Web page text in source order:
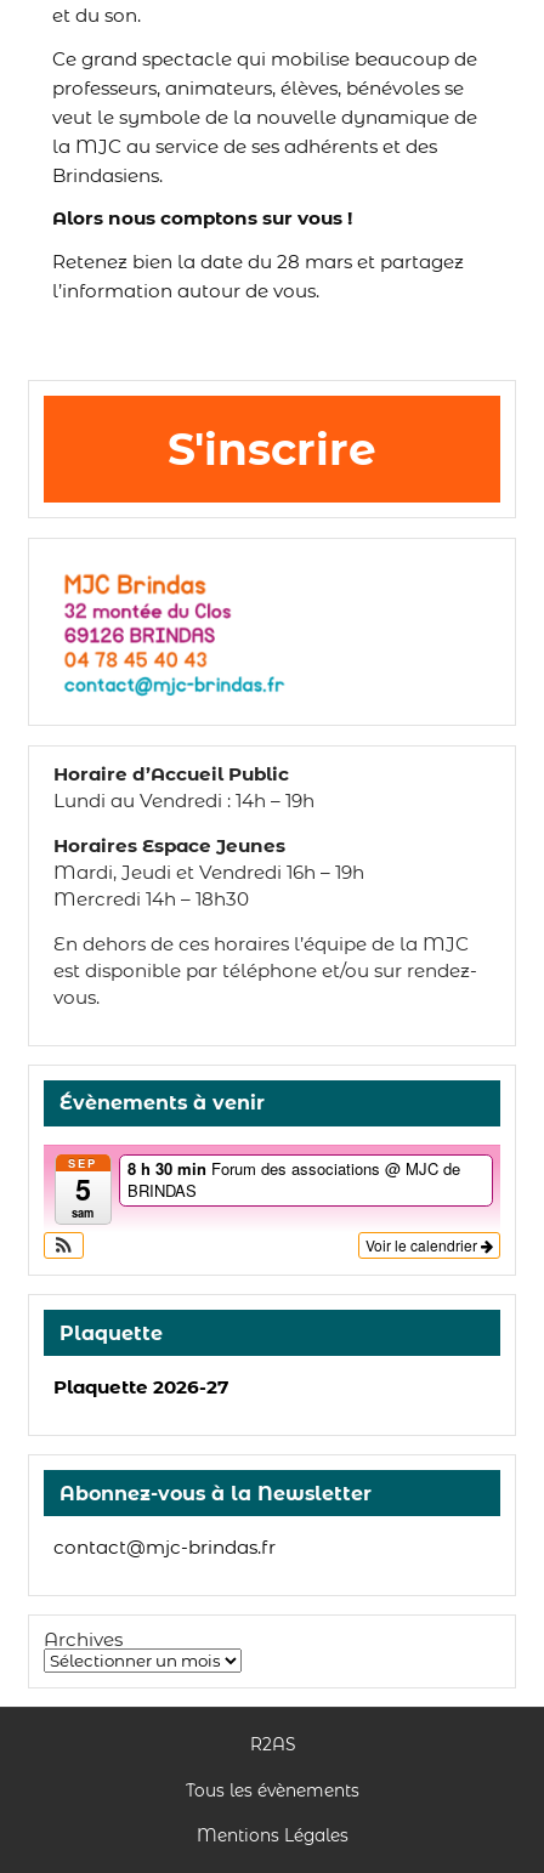
et du son.
Ce grand spectacle qui mobilise beaucoup de
professeurs, animateurs, élèves, bénévoles se
veut le symbole de la nouvelle dynamique de
la MJC au service de ses adhérents et des
Brindasiens.
Alors nous comptons sur vous !
Retenez bien la date du 28 mars et partagez
l’information autour de vous.
S'inscrire
Horaire d’Accueil Public
Lundi au Vendredi : 14h – 19h
Horaires Espace Jeunes
Mardi, Jeudi et Vendredi 16h – 19h
Mercredi 14h – 18h30
En dehors de ces horaires l’équipe de la MJC
est disponible par téléphone et/ou sur rendez-
vous.
Évènements à venir
SEP
5
sam
8 h 30 min Forum des associations @ MJC de
BRINDAS
Voir le calendrier
Plaquette
Plaquette 2026-27
Abonnez-vous à la Newsletter
contact@mjc-brindas.fr
Archives
R2AS
Tous les évènements
Mentions Légales